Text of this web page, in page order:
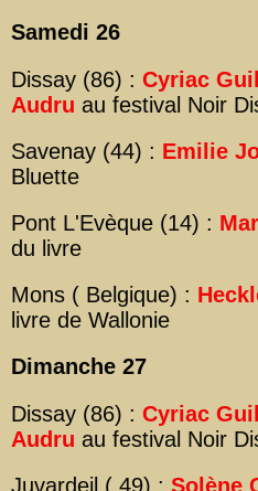
Samedi 26
Dissay (86) : Cyriac
Audru au festival Noir
Savenay (44) : Emilie
Bluette
Pont L'Evèque (14) :
du livre
Mons ( Belgique) :
livre de Wallonie
Dimanche 27
Dissay (86) : Cyriac
Audru au festival Noir
Juvardeil ( 49) : Solène